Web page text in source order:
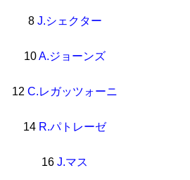
8 J.シェクター
10A.ジョーンズ
12 C.レガッツォーニ
14 R.パトレーゼ
16 J.マス